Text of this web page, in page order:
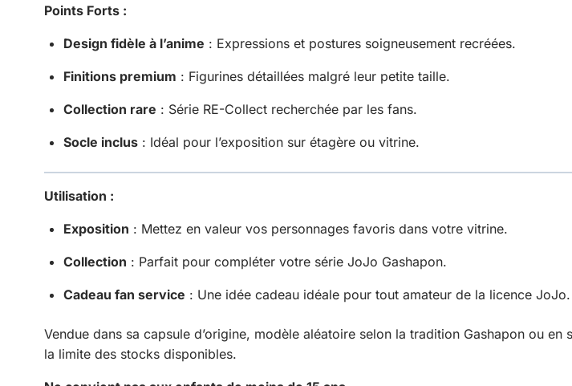
Points Forts :
Design fidèle à l’anime : Expressions et postures soigneusement recréées.
Finitions premium : Figurines détaillées malgré leur petite taille.
Collection rare : Série RE-Collect recherchée par les fans.
Socle inclus : Idéal pour l’exposition sur étagère ou vitrine.
Utilisation :
Exposition : Mettez en valeur vos personnages favoris dans votre vitrine.
Collection : Parfait pour compléter votre série JoJo Gashapon.
Cadeau fan service : Une idée cadeau idéale pour tout amateur de la licence JoJo.
Vendue dans sa capsule d’origine, modèle aléatoire selon la tradition Gashapon ou
la limite des stocks disponibles.